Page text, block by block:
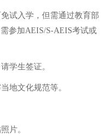
试入学，但需通过教育部
参加AEIS/S-AEIS考试或
学生签证。
地文化规范等。
片。